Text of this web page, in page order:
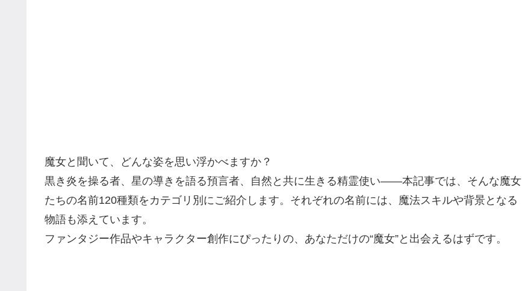
魔女と聞いて、どんな姿を思い浮かべますか？
黒き炎を操る者、星の導きを語る預言者、自然と共に生きる精霊使い——本記事では、そんな魔女
たちの名前120種類をカテゴリ別にご紹介します。それぞれの名前には、魔法スキルや背景となる
物語も添えています。
ファンタジー作品やキャラクター創作にぴったりの、あなただけの“魔女”と出会えるはずです。